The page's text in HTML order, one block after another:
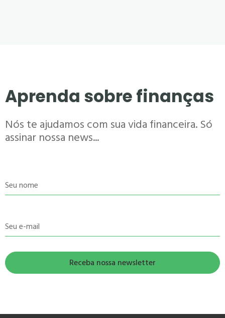
Aprenda sobre finanças
Nós te ajudamos com sua vida financeira. Só
assinar nossa news...
Seu nome
Seu e-mail